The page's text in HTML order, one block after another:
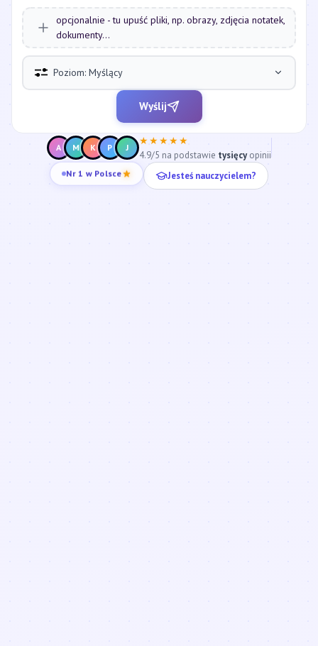
opcjonalnie - tu upuść pliki, np. obrazy, zdjęcia notatek,
dokumenty...
Poziom: Myślący
Wyślij
A M K P J
★★★★★
4.9/5 na podstawie tysięcyopinii
Nr 1 w Polsce Jesteś nauczycielem?